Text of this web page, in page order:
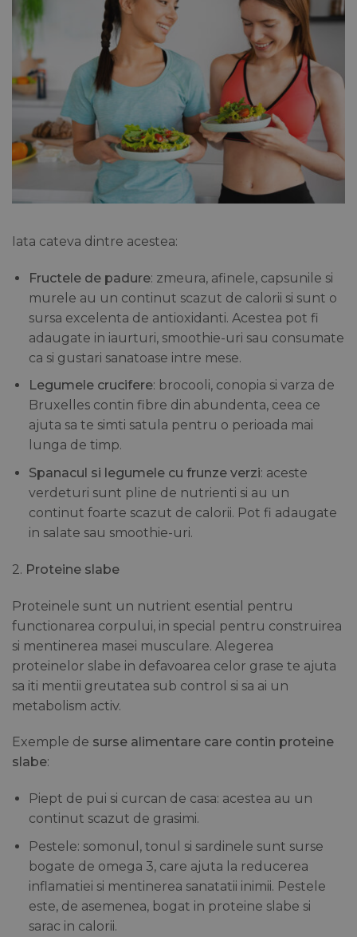
Iata cateva dintre acestea:
Fructele de padure: zmeura, afinele, capsunile si
murele au un continut scazut de calorii si sunt o
sursa excelenta de antioxidanti. Acestea pot fi
adaugate in iaurturi, smoothie-uri sau consumate
ca si gustari sanatoase intre mese.
Legumele crucifere: brocooli, conopia si varza de
Bruxelles contin fibre din abundenta, ceea ce
ajuta sa te simti satula pentru o perioada mai
lunga de timp.
Spanacul si legumele cu frunze verzi: aceste
verdeturi sunt pline de nutrienti si au un
continut foarte scazut de calorii. Pot fi adaugate
in salate sau smoothie-uri.
2. Proteine slabe
Proteinele sunt un nutrient esential pentru
functionarea corpului, in special pentru construirea
si mentinerea masei musculare. Alegerea
proteinelor slabe in defavoarea celor grase te ajuta
sa iti mentii greutatea sub control si sa ai un
metabolism activ.
Exemple de surse alimentare care contin proteine
slabe:
Piept de pui si curcan de casa: acestea au un
continut scazut de grasimi.
Pestele: somonul, tonul si sardinele sunt surse
bogate de omega 3, care ajuta la reducerea
inflamatiei si mentinerea sanatatii inimii. Pestele
este, de asemenea, bogat in proteine slabe si
sarac in calorii.